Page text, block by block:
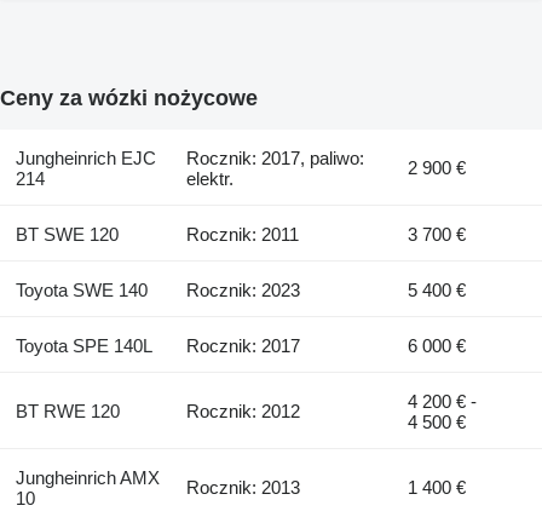
Ceny za wózki nożycowe
Jungheinrich EJC
214
Rocznik: 2017, paliwo:
elektr.
2 900 €
BT SWE 120 Rocznik: 2011 3 700 €
Toyota SWE 140 Rocznik: 2023 5 400 €
Toyota SPE 140L Rocznik: 2017 6 000 €
BT RWE 120 Rocznik: 2012
4 200 € -
4 500 €
Jungheinrich AMX
10
Rocznik: 2013 1 400 €